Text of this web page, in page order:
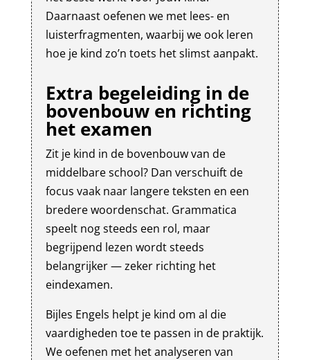
Daarnaast oefenen we met lees- en
luisterfragmenten, waarbij we ook leren
hoe je kind zo’n toets het slimst aanpakt.
Extra begeleiding in de
bovenbouw en richting
het examen
Zit je kind in de bovenbouw van de
middelbare school? Dan verschuift de
focus vaak naar langere teksten en een
bredere woordenschat. Grammatica
speelt nog steeds een rol, maar
begrijpend lezen wordt steeds
belangrijker — zeker richting het
eindexamen.
Bijles Engels helpt je kind om al die
vaardigheden toe te passen in de praktijk.
We oefenen met het analyseren van